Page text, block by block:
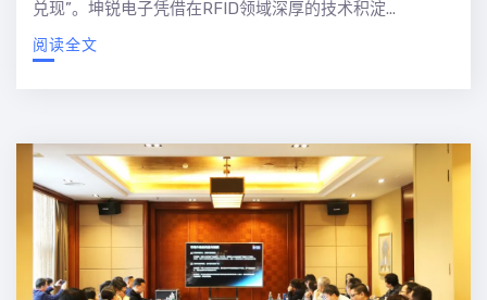
兑现”。坤锐电子凭借在RFID领域深厚的技术积淀...
阅读全文